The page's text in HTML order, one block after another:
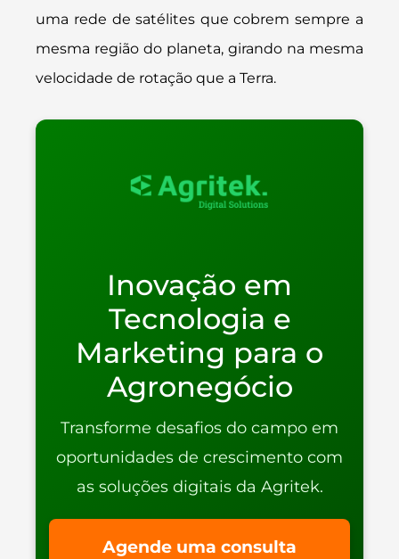
uma rede de satélites que cobrem sempre a
mesma região do planeta, girando na mesma
velocidade de rotação que a Terra.
Inovação em
Tecnologia e
Marketing para o
Agronegócio
Transforme desafios do campo em
oportunidades de crescimento com
as soluções digitais da Agritek.
Agende uma consulta